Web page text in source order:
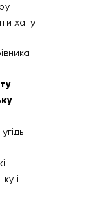
хату
і